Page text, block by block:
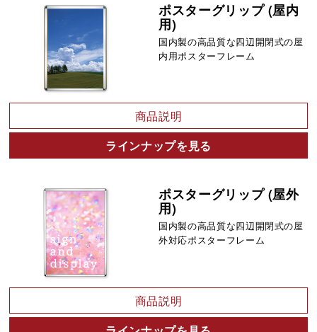
ポスターグリップ (屋内
用)
国内製の高品質な四辺開閉式の屋
内用ポスターフレーム
商品説明
ラインナップを見る
ポスターグリップ (屋外
用)
国内製の高品質な四辺開閉式の屋
外対応ポスターフレーム
商品説明